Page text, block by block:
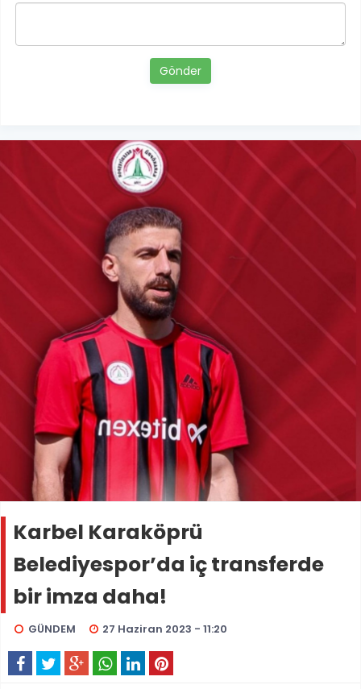
Gönder
Karbel Karaköprü
Belediyespor’da iç transferde
bir imza daha!
GÜNDEM 27 Haziran 2023 - 11:20